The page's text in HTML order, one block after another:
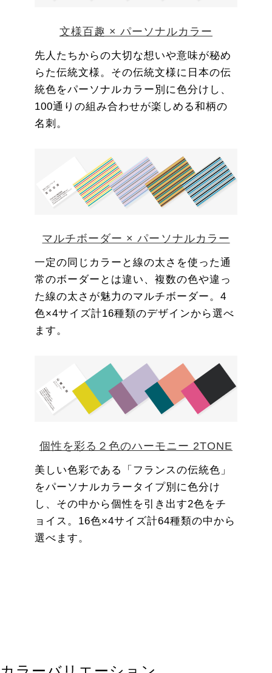
文様百趣 × パーソナルカラー
先人たちからの大切な想いや意味が秘め
らた伝統文様。その伝統文様に日本の伝
統色をパーソナルカラー別に色分けし、
100通りの組み合わせが楽しめる和柄の
名刺。
マルチボーダー × パーソナルカラー
一定の同じカラーと線の太さを使った通
常のボーダーとは違い、複数の色や違っ
た線の太さが魅力のマルチボーダー。4
色×4サイズ計16種類のデザインから選べ
ます。
個性を彩る２色のハーモニー 2TONE
美しい色彩である「フランスの伝統色」
をパーソナルカラータイプ別に色分け
し、その中から個性を引き出す2色をチ
ョイス。16色×4サイズ計64種類の中から
選べます。